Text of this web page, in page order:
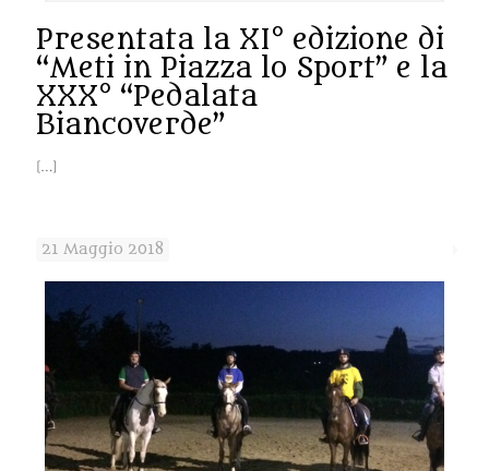
Presentata la XI° edizione di
“Meti in Piazza lo Sport” e la
XXX° “Pedalata
Biancoverde”
[…]
21 Maggio 2018